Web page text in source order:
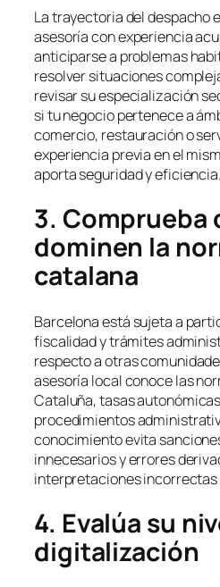
La trayectoria del despacho
asesoría con experiencia
anticiparse a problemas
resolver situaciones
revisar su especialización
si tu negocio pertenece a
comercio, restauración o
experiencia previa en el
aporta seguridad y eficiencia.
3. Comprueba
dominen la
catalana
Barcelona está sujeta a
fiscalidad y trámites
respecto a otras
asesoría local conoce las
Cataluña, tasas
procedimientos
conocimiento evita
innecesarios y errores
interpretaciones incorrectas
4. Evalúa su
digitalización